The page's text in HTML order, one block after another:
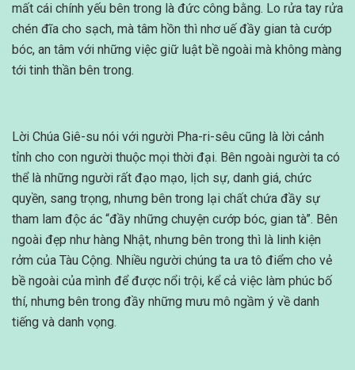
mất cái chính yếu bên trong là đức công bằng. Lo rửa tay rửa
chén đĩa cho sạch, mà tâm hồn thì nhơ uế đầy gian tà cướp
bóc, an tâm với những việc giữ luật bề ngoài mà không màng
tới tinh thần bên trong.
Lời Chúa Giê-su nói với người Pha-ri-sêu cũng là lời cảnh
tỉnh cho con người thuộc mọi thời đại. Bên ngoài người ta có
thể là những người rất đạo mạo, lịch sự, danh giá, chức
quyền, sang trọng, nhưng bên trong lại chất chứa đầy sự
tham lam độc ác “đầy những chuyện cướp bóc, gian tà”. Bên
ngoài đẹp như hàng Nhật, nhưng bên trong thì là linh kiện
rởm của Tàu Cộng. Nhiều người chúng ta ưa tô điểm cho vẻ
bề ngoài của mình để được nổi trội, kể cả việc làm phúc bố
thí, nhưng bên trong đầy những mưu mô ngầm ý về danh
tiếng và danh vọng.